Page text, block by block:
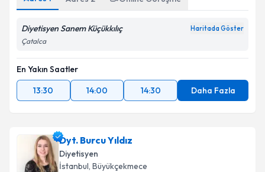
Diyetisyen Sanem Küçükkılıç Haritada Göster
Çatalca
En Yakın Saatler
13:30
14:00 14:30 Daha Fazla
Dyt. Burcu Yıldız
Diyetisyen
İstanbul, Büyükçekmece